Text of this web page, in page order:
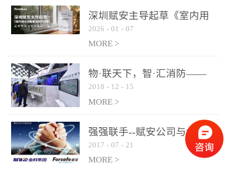
传统的火灾关测器无法被
及时缺发，不能及早发现
和有效扑救火火，这不仅
力和闲难，同时也将造成
巨大的经济损失和社会影
响，基至还会造成人员伤
亡。图像型火灾探测器正
是针对这种高大空间建筑
物的消防设施、设备通过
现场图像的实时获取、预
处理和特征提取分析，实
深圳赋安主导起草《室内用
光动能电池技术规程》 正式
布局光伏新能源产业
2026 - 01 - 07
MORE >
物·联天下，智·汇消防——
赋安F&S 2018上海消防展圆
满落幕
2018 - 12 - 15
MORE >
强强联手--赋安公司与金科
集团达成战略合作协议
2017 - 07 - 21
MORE >